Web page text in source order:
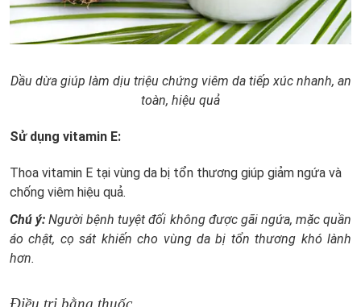
Dầu dừa giúp làm dịu triệu chứng viêm da tiếp xúc nhanh, an
toàn, hiệu quả
Sử dụng vitamin E:
Thoa vitamin E tại vùng da bị tổn thương giúp giảm ngứa và
chống viêm hiệu quả.
Chú ý: Người bệnh tuyệt đối không được gãi ngứa, mặc quần
áo chật, cọ sát khiến cho vùng da bị tổn thương khó lành
hơn.
Điều trị bằng thuốc